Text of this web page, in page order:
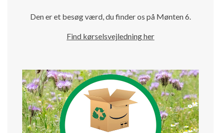
Den er et besøg værd, du finder os på Mønten 6.
Find kørselsvejledning her